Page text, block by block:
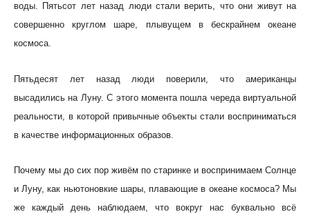
воды. Пятьсот лет назад люди стали верить, что они живут на
совершенно круглом шаре, плывущем в бескрайнем океане
космоса.
Пятьдесят лет назад люди поверили, что американцы
высадились на Луну. С этого момента пошла череда виртуальной
реальности, в которой привычные объекты стали восприниматься
в качестве информационных образов.
Почему мы до сих пор живём по старинке и воспринимаем Солнце
и Луну, как ньютоновкие шары, плавающие в океане космоса? Мы
же каждый день наблюдаем, что вокруг нас буквально всё